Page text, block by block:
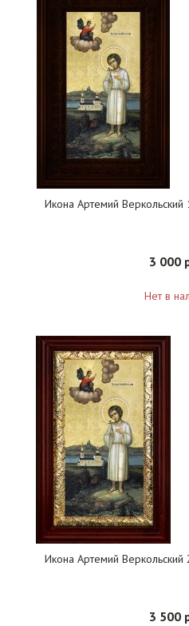
Икона Артемий
3 000
Нет в
Икона Артемий
3 500